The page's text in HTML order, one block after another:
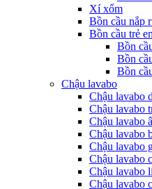
Xí xổm
Bồn cầu nắp
Bồn cầu trẻ
Bồn
Bồn
Bồn
Chậu lavabo
Chậu lavabo
Chậu lavabo
Chậu lavabo
Chậu lavabo
Chậu lavabo
Chậu lavabo
Chậu lavabo
Chậu lavabo